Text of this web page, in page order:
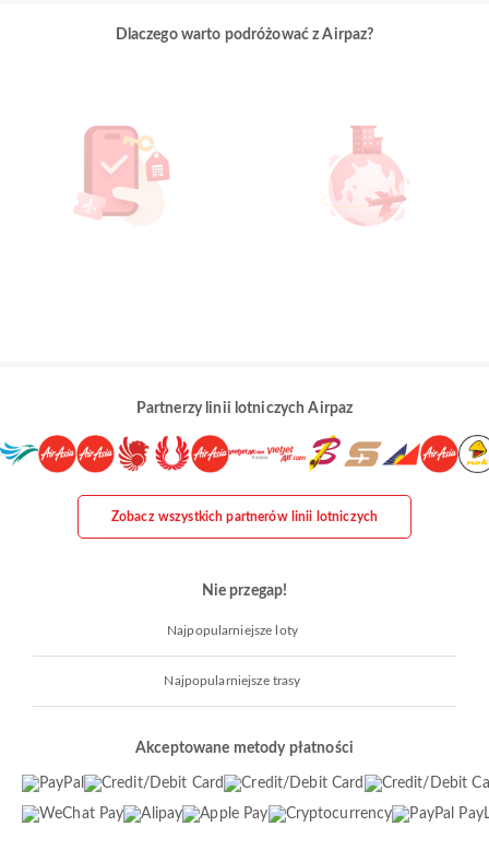
Dlaczego warto podróżować z Airpaz?
Partnerzy linii lotniczych Airpaz
Zobacz wszystkich partnerów linii lotniczych
Nie przegap!
Najpopularniejsze loty
Najpopularniejsze trasy
Akceptowane metody płatności